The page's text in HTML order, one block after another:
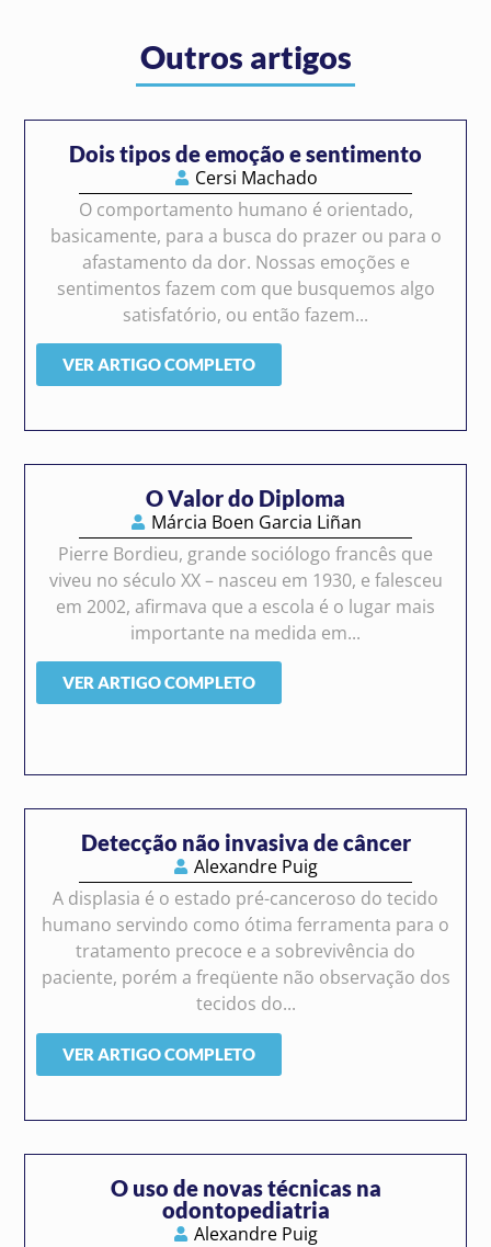
Outros artigos
Dois tipos de emoção e sentimento
Cersi Machado
O comportamento humano é orientado,
basicamente, para a busca do prazer ou para o
afastamento da dor. Nossas emoções e
sentimentos fazem com que busquemos algo
satisfatório, ou então fazem...
VER ARTIGO COMPLETO
O Valor do Diploma
Márcia Boen Garcia Liñan
Pierre Bordieu, grande sociólogo francês que
viveu no século XX – nasceu em 1930, e falesceu
em 2002, afirmava que a escola é o lugar mais
importante na medida em...
VER ARTIGO COMPLETO
Detecção não invasiva de câncer
Alexandre Puig
A displasia é o estado pré-canceroso do tecido
humano servindo como ótima ferramenta para o
tratamento precoce e a sobrevivência do
paciente, porém a freqüente não observação dos
tecidos do...
VER ARTIGO COMPLETO
O uso de novas técnicas na
odontopediatria
Alexandre Puig